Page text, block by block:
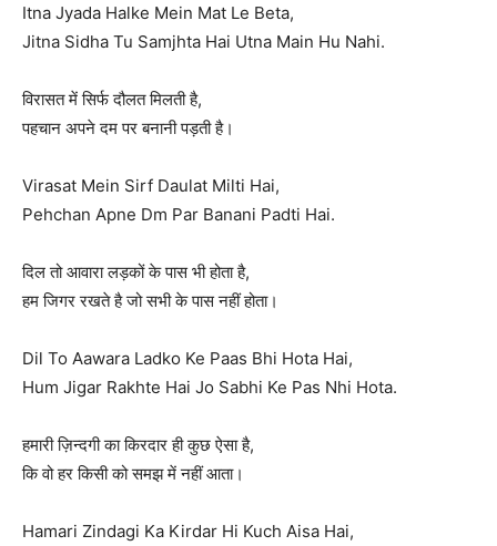
Itna Jyada Halke Mein Mat Le Beta,
Jitna Sidha Tu Samjhta Hai Utna Main Hu Nahi.
विरासत में सिर्फ दौलत मिलती है,
पहचान अपने दम पर बनानी पड़ती है।
Virasat Mein Sirf Daulat Milti Hai,
Pehchan Apne Dm Par Banani Padti Hai.
दिल तो आवारा लड़कों के पास भी होता है,
हम जिगर रखते है जो सभी के पास नहीं होता।
Dil To Aawara Ladko Ke Paas Bhi Hota Hai,
Hum Jigar Rakhte Hai Jo Sabhi Ke Pas Nhi Hota.
हमारी ज़िन्दगी का किरदार ही कुछ ऐसा है,
कि वो हर किसी को समझ में नहीं आता।
Hamari Zindagi Ka Kirdar Hi Kuch Aisa Hai,